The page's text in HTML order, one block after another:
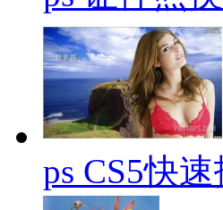
ps CS5快